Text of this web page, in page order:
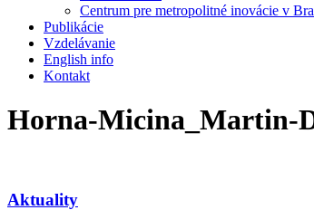
Centrum pre metropolitné inovácie v
Publikácie
Vzdelávanie
English info
Kontakt
Horna-Micina_Martin-
Aktuality